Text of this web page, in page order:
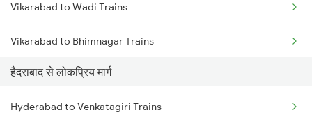
Hyderabad to Jangaon Trains
Hyderabad to Guntakal Trains
Hyderabad to Gooty Trains
Vikarabad to Wadi Trains
Vikarabad to Bhimnagar Trains
Vikarabad to Solapur Trains
Vikarabad to Shankarpalli Trains
हैदराबाद से लोकप्रिय मार्ग
Hyderabad to Venkatagiri Trains